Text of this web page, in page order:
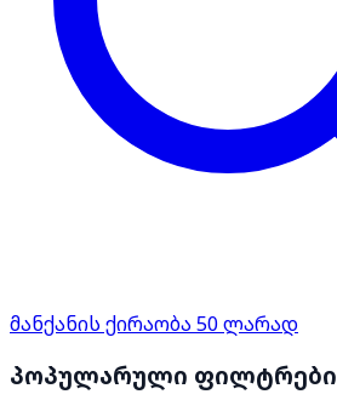
მანქანის ქირაობა 50 ლარად
პოპულარული ფილტრები